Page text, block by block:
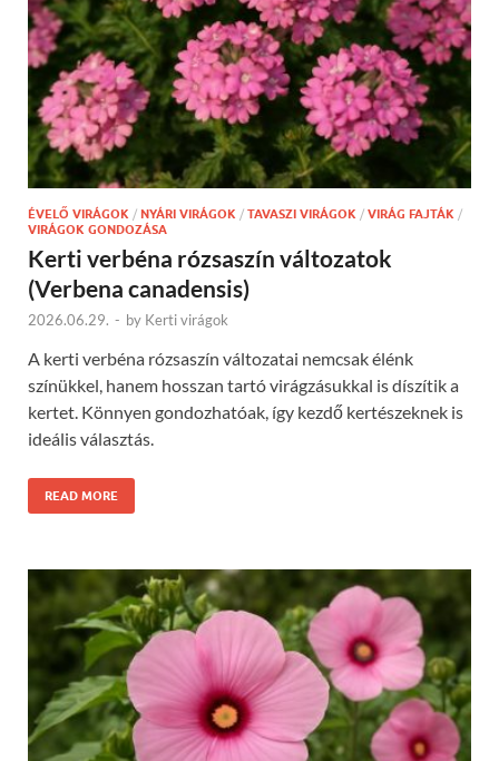
ÉVELŐ VIRÁGOK / NYÁRI VIRÁGOK / TAVASZI VIRÁGOK / VIRÁG FAJTÁK /
VIRÁGOK GONDOZÁSA
Kerti verbéna rózsaszín változatok
(Verbena canadensis)
2026.06.29. - by Kerti virágok
A kerti verbéna rózsaszín változatai nemcsak élénk
színükkel, hanem hosszan tartó virágzásukkal is díszítik a
kertet. Könnyen gondozhatóak, így kezdő kertészeknek is
ideális választás.
READ MORE